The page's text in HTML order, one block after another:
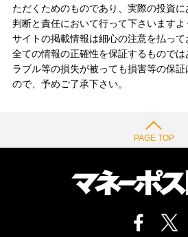
ただくためのものであり、実際の投資
判断と責任において行って下さいます
サイトの掲載情報は細心の注意を払っ
全ての情報の正確性を保証するもので
ラブル等の損失が被っても損害等の保
ので、予めご了承下さい。
PAGE TOP